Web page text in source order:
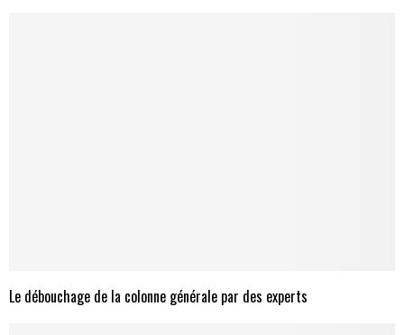
Le débouchage de la colonne générale par des experts